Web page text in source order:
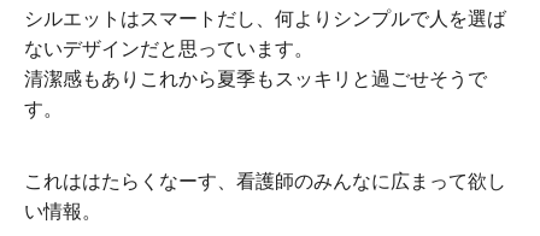
シルエットはスマートだし、何よりシンプルで人を選ば
ないデザインだと思っています。
清潔感もありこれから夏季もスッキリと過ごせそうで
す。
これははたらくなーす、看護師のみんなに広まって欲し
い情報。